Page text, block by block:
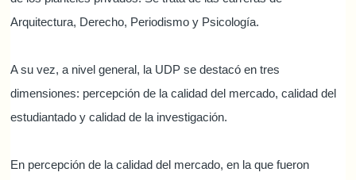
Arquitectura, Derecho, Periodismo y Psicología.
A su vez, a nivel general, la UDP se destacó en tres
dimensiones: percepción de la calidad del mercado, calidad del
estudiantado y calidad de la investigación.
En percepción de la calidad del mercado, en la que fueron